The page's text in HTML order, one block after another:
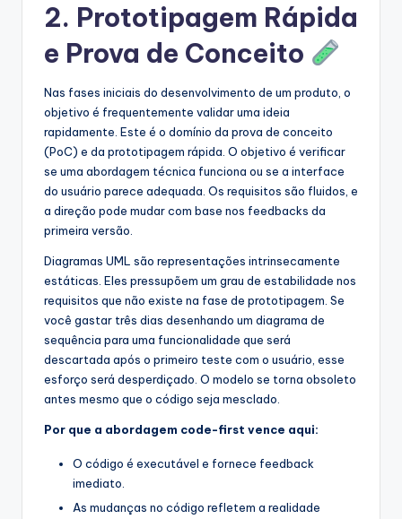
2. Prototipagem Rápida
e Prova de Conceito
Nas fases iniciais do desenvolvimento de um produto, o
objetivo é frequentemente validar uma ideia
rapidamente. Este é o domínio da prova de conceito
(PoC) e da prototipagem rápida. O objetivo é verificar
se uma abordagem técnica funciona ou se a interface
do usuário parece adequada. Os requisitos são fluidos, e
a direção pode mudar com base nos feedbacks da
primeira versão.
Diagramas UML são representações intrinsecamente
estáticas. Eles pressupõem um grau de estabilidade nos
requisitos que não existe na fase de prototipagem. Se
você gastar três dias desenhando um diagrama de
sequência para uma funcionalidade que será
descartada após o primeiro teste com o usuário, esse
esforço será desperdiçado. O modelo se torna obsoleto
antes mesmo que o código seja mesclado.
Por que a abordagem code-first vence aqui:
O código é executável e fornece feedback
imediato.
As mudanças no código refletem a realidade